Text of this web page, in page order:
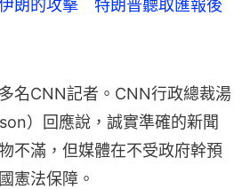
朗的攻擊 特朗普聽取匯報後
名CNN記者。CNN行政總裁湯
）回應說，誠實準確的新聞
不滿，但媒體在不受政府幹預
憲法保障。